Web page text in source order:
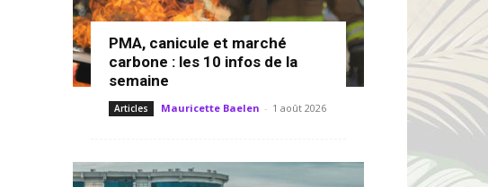
PMA, canicule et marché
carbone : les 10 infos de la
semaine
Articles Mauricette Baelen - 1 août 2026